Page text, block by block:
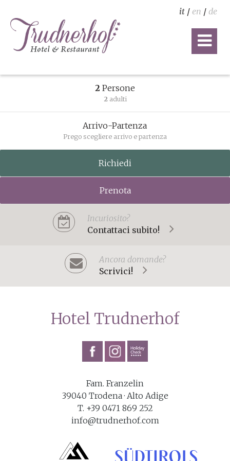
it / en / de
2 Persone
2 adulti
Arrivo-Partenza
Prego scegliere arrivo e partenza
Richiedi
Prenota
Incuriosito?
Contattaci subito!
Ancora domande?
Scrivici!
Hotel Trudnerhof
Fam. Franzelin
39040 Trodena· Alto Adige
T. +39 0471 869 252
info@trudnerhof.com